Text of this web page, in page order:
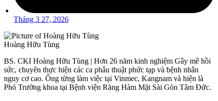
Tháng 3 27, 2026
Hoàng Hữu Tùng
BS. CKI Hoàng Hữu Tùng | Hơn 26 năm kinh nghiệm Gây mê hồi
sức, chuyên thực hiện các ca phẫu thuật phức tạp và bệnh nhân
nguy cơ cao. Ông từng làm việc tại Vinmec, Kangnam và hiện là
Phó Trưởng khoa tại Bệnh viện Răng Hàm Mặt Sài Gòn Tâm Đức.